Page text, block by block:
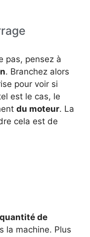
pas, pensez à
. Branchez alors
pour voir si
est le cas, le
du moteur. La
cela est de
de
la machine. Plus